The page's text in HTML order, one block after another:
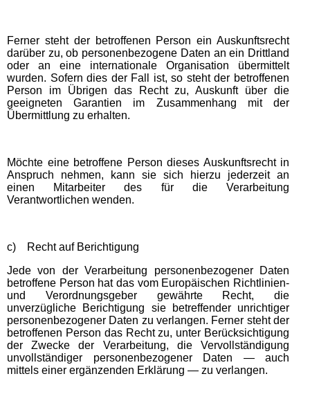
Ferner steht der betroffenen Person ein Auskunftsrecht
darüber zu, ob personenbezogene Daten an ein Drittland
oder an eine internationale Organisation übermittelt
wurden. Sofern dies der Fall ist, so steht der betroffenen
Person im Übrigen das Recht zu, Auskunft über die
geeigneten Garantien im Zusammenhang mit der
Übermittlung zu erhalten.
Möchte eine betroffene Person dieses Auskunftsrecht in
Anspruch nehmen, kann sie sich hierzu jederzeit an
einen Mitarbeiter des für die Verarbeitung
Verantwortlichen wenden.
c) Recht auf Berichtigung
Jede von der Verarbeitung personenbezogener Daten
betroffene Person hat das vom Europäischen Richtlinien-
und Verordnungsgeber gewährte Recht, die
unverzügliche Berichtigung sie betreffender unrichtiger
personenbezogener Daten zu verlangen. Ferner steht der
betroffenen Person das Recht zu, unter Berücksichtigung
der Zwecke der Verarbeitung, die Vervollständigung
unvollständiger personenbezogener Daten — auch
mittels einer ergänzenden Erklärung — zu verlangen.